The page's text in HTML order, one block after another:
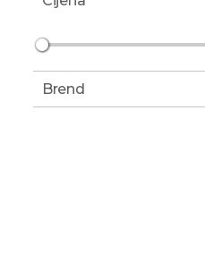
Brend